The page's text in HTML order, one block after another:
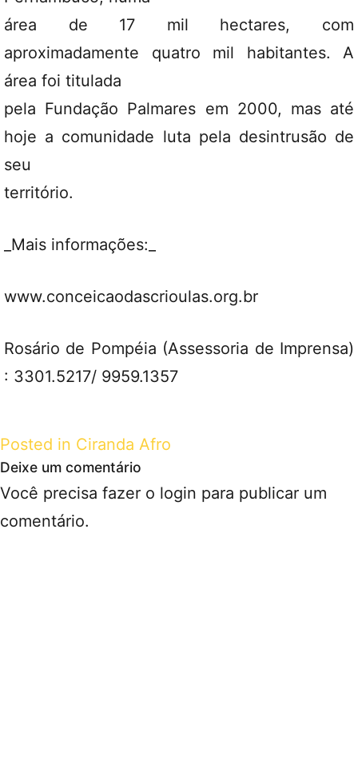
área de 17 mil hectares, com
aproximadamente quatro mil habitantes. A
área foi titulada
pela Fundação Palmares em 2000, mas até
hoje a comunidade luta pela desintrusão de
seu
território.
_Mais informações:_
www.conceicaodascrioulas.org.br
Rosário de Pompéia (Assessoria de Imprensa)
: 3301.5217/ 9959.1357
Posted in Ciranda Afro
Deixe um comentário
Você precisa fazer o login para publicar um
comentário.